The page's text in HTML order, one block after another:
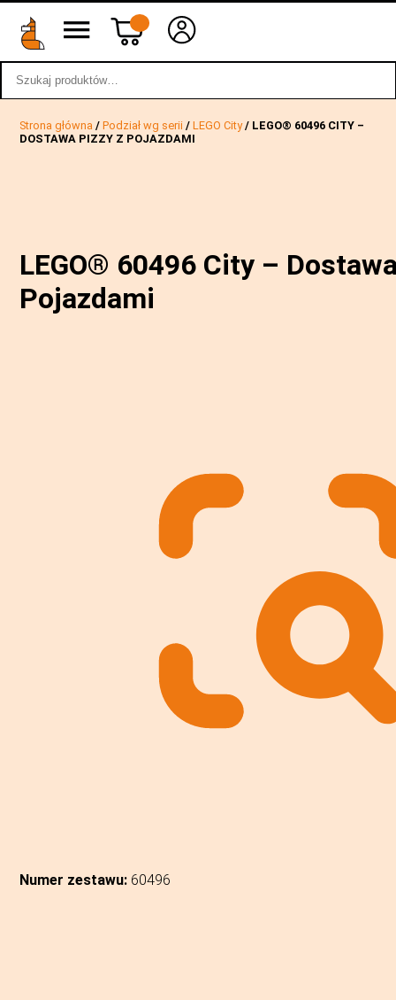
wstecz
Strona główna /Podział wg serii /LEGO City/ LEGO® 60496 CITY –
DOSTAWA PIZZY Z POJAZDAMI
LEGO® 60496 City –
Pojazdami
Numer zestawu: 60496